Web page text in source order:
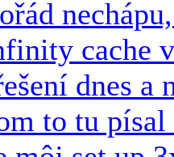
cache
dnes a
to tu